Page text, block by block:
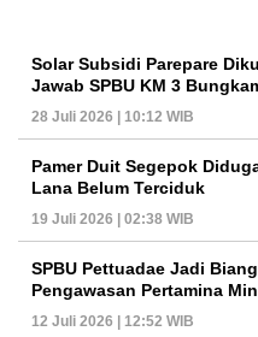
Solar Subsidi Parepare
Jawab SPBU KM 3
28 Juli 2026 | 10:12 WIB
Pamer Duit Segepok
Lana Belum Terciduk
19 Juli 2026 | 02:38 WIB
SPBU Pettuadae Jadi
Pengawasan Pertamina
12 Juli 2026 | 12:52 WIB